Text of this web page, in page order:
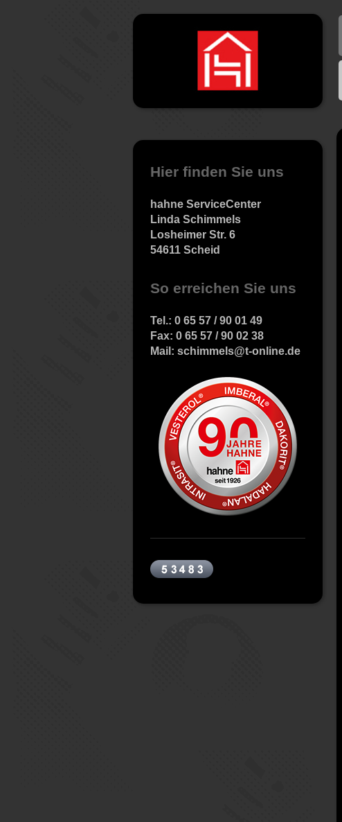
Hier finden Sie uns
hahne ServiceCenter
Linda Schimmels
Losheimer Str. 6
54611 Scheid
So erreichen Sie uns
Tel.: 0 65 57 / 90 01 49
Fax: 0 65 57 / 90 02 38
Mail: schimmels@t-online.de